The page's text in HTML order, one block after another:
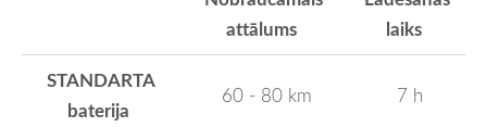
attālums
laiks
STANDARTA
baterija
60 - 80 km 7 h